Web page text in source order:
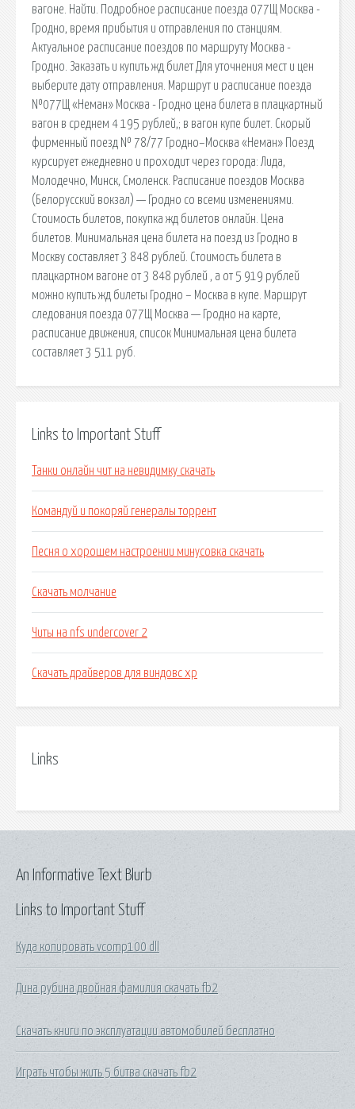
вагоне. Найти. Подробное расписание поезда 077Щ Москва -
Гродно, время прибытия и отправления по станциям.
Актуальное расписание поездов по маршруту Москва -
Гродно. Заказать и купить жд билет Для уточнения мест и цен
выберите дату отправления. Маршрут и расписание поезда
№077Щ «Неман» Москва - Гродно цена билета в плацкартный
вагон в среднем 4 195 рублей,; в вагон купе билет. Скорый
фирменный поезд № 78/77 Гродно–Москва «Неман» Поезд
курсирует ежедневно и проходит через города: Лида,
Молодечно, Минск, Смоленск. Расписание поездов Москва
(Белорусский вокзал) — Гродно со всеми изменениями.
Стоимость билетов, покупка жд билетов онлайн. Цена
билетов. Минимальная цена билета на поезд из Гродно в
Москву составляет 3 848 рублей. Стоимость билета в
плацкартном вагоне от 3 848 рублей , а от 5 919 рублей
можно купить жд билеты Гродно – Москва в купе. Маршрут
следования поезда 077Щ Москва — Гродно на карте,
расписание движения, список Минимальная цена билета
составляет 3 511 руб.
Links to Important Stuff
Танки онлайн чит на невидимку скачать
Командуй и покоряй генералы торрент
Песня о хорошем настроении минусовка скачать
Скачать молчание
Читы на nfs undercover 2
Скачать драйверов для виндовс хр
Links
Links to Important Stuff
Куда копировать vcomp100 dll
Дина рубина двойная фамилия скачать fb2
Скачать книги по эксплуатации автомобилей бесплатно
Играть чтобы жить 5 битва скачать fb2
An Informative Text Blurb